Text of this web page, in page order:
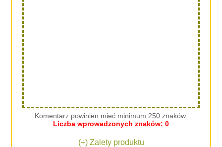
Komentarz powinien mieć minimum 250 znaków.
Liczba wprowadzonych znaków: 0
(+) Zalety produktu